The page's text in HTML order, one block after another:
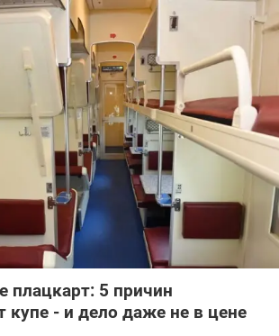
плацкарт: 5 причин
купе - и дело даже не в цене